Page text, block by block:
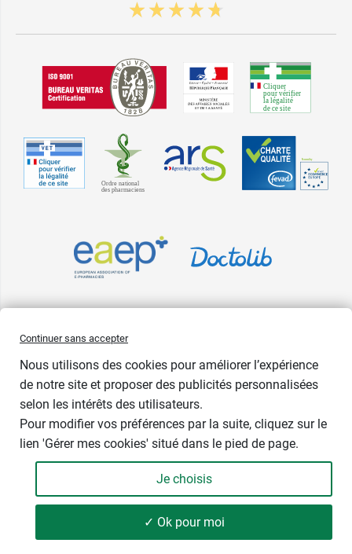
- +
Ajouter
Pharma GDD adhère à la Fédération du e-commerce et de la vente à
européen Ecommerce Europe Trustmark.
Continuer sans accepter
Nous utilisons des cookies pour améliorer l’expérience
de notre site et proposer des publicités personnalisées
selon les intérêts des utilisateurs.
Pour modifier vos préférences par la suite, cliquez sur le
lien 'Gérer mes cookies' situé dans le pied de page.
Je choisis
✓ Ok pour moi